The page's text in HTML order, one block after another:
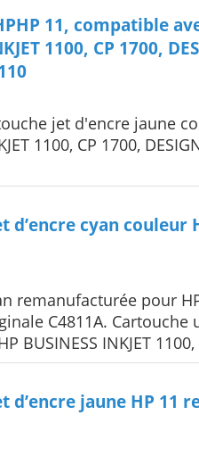
11, compatible
1100, CP 1700,
jet d'encre jaune
1100, CP 1700,
d’encre cyan couleur
remanufacturée pour
C4811A.
BUSINESS INKJET 1100,
d’encre jaune HP 11